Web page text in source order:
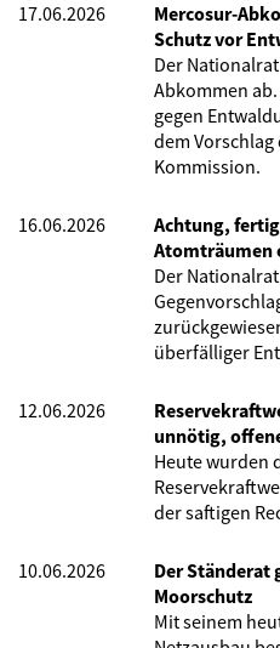
17.06.2026
Mercosur-
Schutz vor
Der
Abkommen
gegen
dem
Kommission.
16.06.2026
Achtung,
Atomträumen
Der
überfälliger
12.06.2026
unnötig,
Heute wurden
der saftigen
10.06.2026
Der Ständerat
Moorschutz
Mit seinem